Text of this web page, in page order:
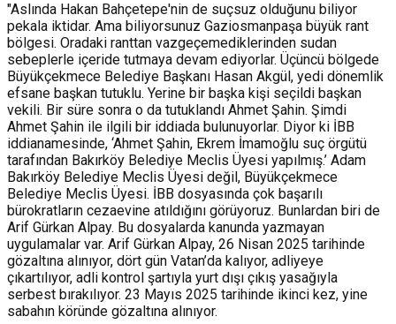
"Aslında Hakan Bahçetepe'nin de suçsuz olduğunu biliyor
pekala iktidar. Ama biliyorsunuz Gaziosmanpaşa büyük rant
bölgesi. Oradaki ranttan vazgeçemediklerinden sudan
sebeplerle içeride tutmaya devam ediyorlar. Üçüncü bölgede
Büyükçekmece Belediye Başkanı Hasan Akgül, yedi dönemlik
efsane başkan tutuklu. Yerine bir başka kişi seçildi başkan
vekili. Bir süre sonra o da tutuklandı Ahmet Şahin. Şimdi
Ahmet Şahin ile ilgili bir iddiada bulunuyorlar. Diyor ki İBB
iddianamesinde, ‘Ahmet Şahin, Ekrem İmamoğlu suç örgütü
tarafından Bakırköy Belediye Meclis Üyesi yapılmış.’ Adam
Bakırköy Belediye Meclis Üyesi değil, Büyükçekmece
Belediye Meclis Üyesi. İBB dosyasında çok başarılı
bürokratların cezaevine atıldığını görüyoruz. Bunlardan biri de
Arif Gürkan Alpay. Bu dosyalarda kanunda yazmayan
uygulamalar var. Arif Gürkan Alpay, 26 Nisan 2025 tarihinde
gözaltına alınıyor, dört gün Vatan’da kalıyor, adliyeye
çıkartılıyor, adli kontrol şartıyla yurt dışı çıkış yasağıyla
serbest bırakılıyor. 23 Mayıs 2025 tarihinde ikinci kez, yine
sabahın köründe gözaltına alınıyor.